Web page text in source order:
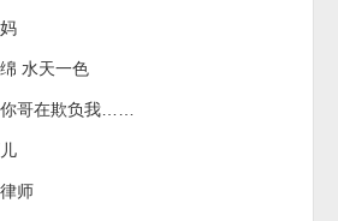
水天一色
哥在欺负我……
师